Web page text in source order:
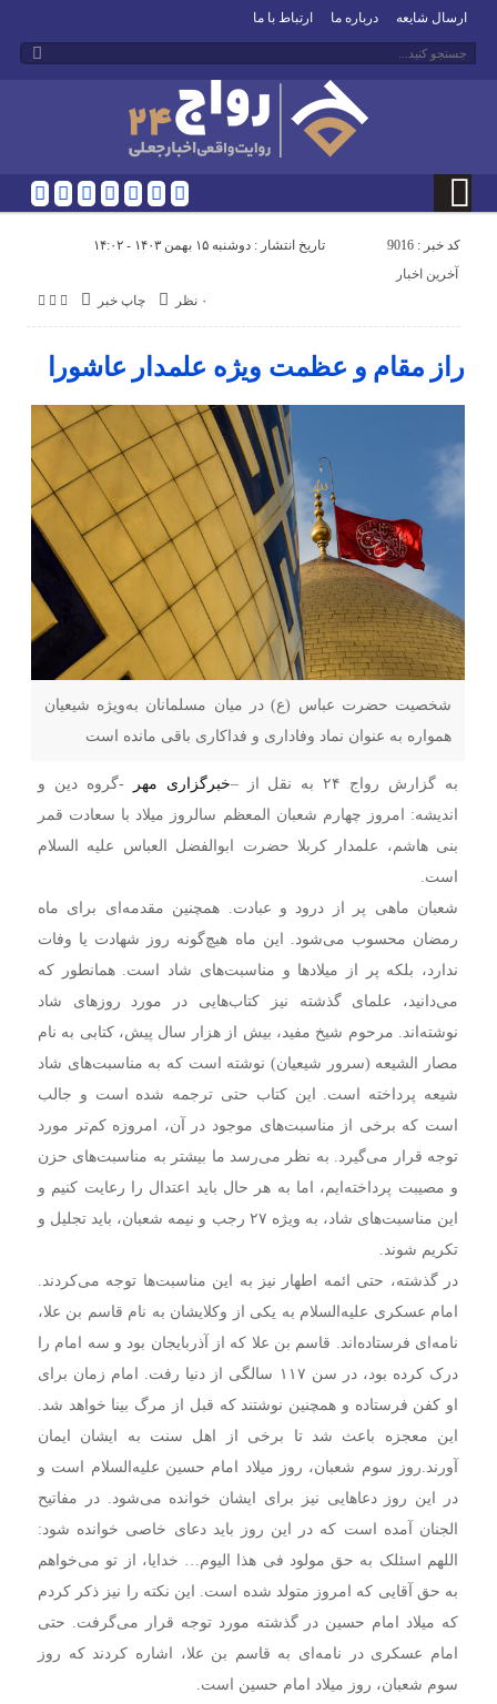
ارسال شایعه درباره ما ارتباط با ما
کد خبر : 9016 تاریخ انتشار : دوشنبه ۱۵ بهمن ۱۴۰۳ - ۱۴:۰۲
چاپ خبر ۰ نظر
آخرین اخبار
راز مقام و عظمت ویژه علمدار عاشورا
شخصیت حضرت عباس (ع) در میان مسلمانان به‌ویژه شیعیان
همواره به عنوان نماد وفاداری و فداکاری باقی مانده است
به گزارش رواج ۲۴ به نقل از – خبرگزاری مهر
-گروه دین و
اندیشه: امروز چهارم شعبان المعظم سالروز میلاد با سعادت قمر
بنی هاشم، علمدار کربلا حضرت ابوالفضل العباس علیه السلام
است.
شعبان ماهی پر از درود و عبادت. همچنین مقدمه‌ای برای ماه
رمضان محسوب می‌شود. این ماه هیچ‌گونه روز شهادت یا وفات
ندارد، بلکه پر از میلادها و مناسبت‌های شاد است. همانطور که
می‌دانید، علمای گذشته نیز کتاب‌هایی در مورد روزهای شاد
نوشته‌اند. مرحوم شیخ مفید، بیش از هزار سال پیش، کتابی به نام
مصار الشیعه (سرور شیعیان) نوشته است که به مناسبت‌های شاد
شیعه پرداخته است. این کتاب حتی ترجمه شده است و جالب
است که برخی از مناسبت‌های موجود در آن، امروزه کم‌تر مورد
توجه قرار می‌گیرد. به نظر می‌رسد ما بیشتر به مناسبت‌های حزن
و مصیبت پرداخته‌ایم، اما به هر حال باید اعتدال را رعایت کنیم و
این مناسبت‌های شاد، به ویژه ۲۷ رجب و نیمه شعبان، باید تجلیل و
تکریم شوند.
در گذشته، حتی ائمه اطهار نیز به این مناسبت‌ها توجه می‌کردند.
امام عسکری علیه‌السلام به یکی از وکلایشان به نام قاسم بن علا،
نامه‌ای فرستاده‌اند. قاسم بن علا که از آذربایجان بود و سه امام را
درک کرده بود، در سن ۱۱۷ سالگی از دنیا رفت. امام زمان برای
او کفن فرستاده و همچنین نوشتند که قبل از مرگ بینا خواهد شد.
این معجزه باعث شد تا برخی از اهل سنت به ایشان ایمان
آورند.روز سوم شعبان، روز میلاد امام حسین علیه‌السلام است و
در این روز دعاهایی نیز برای ایشان خوانده می‌شود. در مفاتیح
الجنان آمده است که در این روز باید دعای خاصی خوانده شود:
اللهم اسئلک به حق مولود فی هذا الیوم… خدایا، از تو می‌خواهم
به حق آقایی که امروز متولد شده است. این نکته را نیز ذکر کردم
که میلاد امام حسین در گذشته مورد توجه قرار می‌گرفت. حتی
امام عسکری در نامه‌ای به قاسم بن علا، اشاره کردند که روز
سوم شعبان، روز میلاد امام حسین است.